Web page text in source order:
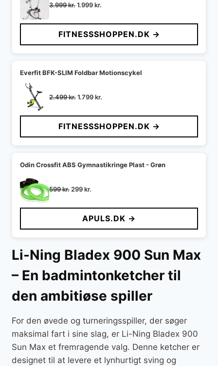
3.999kr.Den
pris
var:
3.999 kr..
1.999kr.
pris
er:
1.999 kr..
FITNESSSHOPPEN.DK →
Everfit BFK-SLIM Foldbar Motionscykel
2.499kr.Den
pris
var:
2.499 kr..
1.799kr.
pris
er:
1.799 kr..
FITNESSSHOPPEN.DK →
Odin Crossfit ABS Gymnastikringe Plast - Grøn
599kr. Den
pris
599 kr..
299kr.
pris
er:
299 kr..
APULS.DK →
Li-Ning Bladex 900 Sun Max
– En badmintonketcher til
den ambitiøse spiller
For den øvede og turneringsspiller, der søger
maksimal fart i sine slag, er Li-Ning Bladex 900
Sun Max et fremragende valg. Denne ketcher er
designet til at levere et lynhurtigt sving og